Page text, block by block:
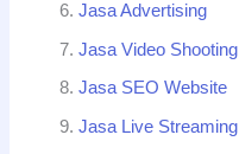
Jasa Advertising
Jasa Video Shooting
Jasa SEO Website
Jasa Live Streaming